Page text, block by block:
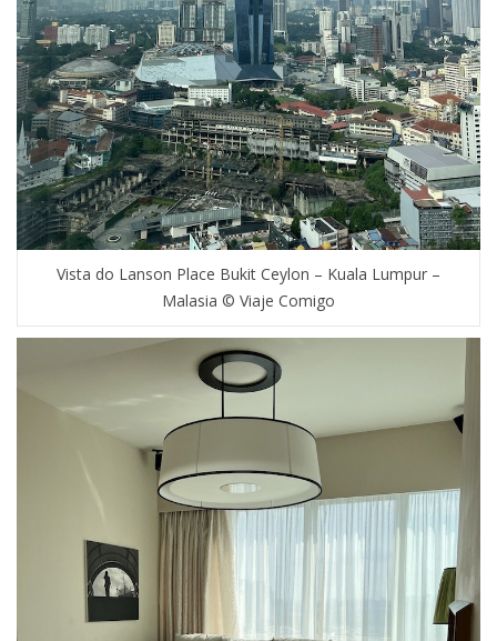
Vista do Lanson Place Bukit Ceylon – Kuala Lumpur –
Malasia © Viaje Comigo